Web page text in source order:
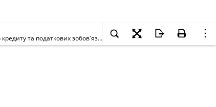
Про визнання протиправними дій з проведення заходів із зустрічної звірки та зобов'язання поновити задекларовані показники сум податкового кредиту та податкових зобов'язань з податку на додану вартість